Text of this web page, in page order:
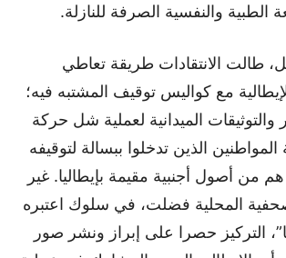
الطبية والنفسية الصرفة للنازلة.
طالت الانتقادات طريقة تعاطي
مع كواليس توقيف المشتبه فيه؛
الميدانية لعملية شل حركة
المواطنين الذين تدخلوا ببسالة لتوقيفه
من أصول أجنبية مقيمة بإيطاليا. غير
المحلية فضلت، في سلوك اعتبره
التركيز حصرا على إبراز ونشر صور